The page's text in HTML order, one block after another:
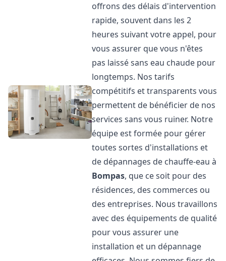
offrons des délais d'intervention
rapide, souvent dans les 2
heures suivant votre appel, pour
vous assurer que vous n'êtes
pas laissé sans eau chaude pour
longtemps. Nos tarifs
compétitifs et transparents vous
permettent de bénéficier de nos
services sans vous ruiner. Notre
équipe est formée pour gérer
toutes sortes d'installations et
de dépannages de chauffe-eau à
Bompas, que ce soit pour des
résidences, des commerces ou
des entreprises. Nous travaillons
avec des équipements de qualité
pour vous assurer une
installation et un dépannage